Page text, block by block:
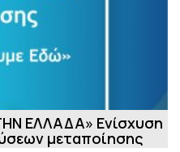
ΕΛΛΑΔΑ» Ενίσχυση
μεταποίησης